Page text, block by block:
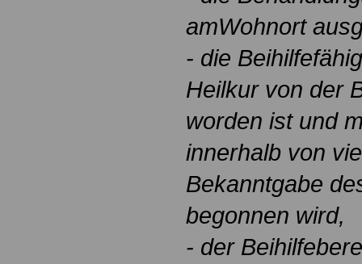
amWohnort
- die
Heilkur von der
worden ist und
innerhalb von
Bekanntgabe
begonnen wird,
- der